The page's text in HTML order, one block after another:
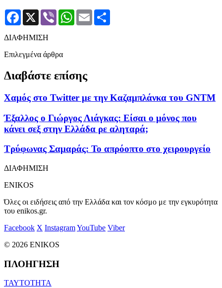
Facebook
X Viber WhatsApp
Email
ΔΙΑΦΗΜΙΣΗ
Επιλεγμένα άρθρα
Διαβάστε επίσης
Χαμός στο Twitter με την Καζαμπλάνκα του GNTM
Έξαλλος ο Γιώργος Λιάγκας: Είσαι ο μόνος που
κάνει σεξ στην Ελλάδα ρε αληταρά;
Τρύφωνας Σαμαράς: Το απρόοπτο στο χειρουργείο
ΔΙΑΦΗΜΙΣΗ
ENIKOS
Όλες οι ειδήσεις από την Ελλάδα και τον κόσμο με την εγκυρότητα
του enikos.gr.
Facebook X InstagramYouTube Viber
© 2026 ENIKOS
ΠΛΟΗΓΗΣΗ
ΤΑΥΤΟΤΗΤΑ